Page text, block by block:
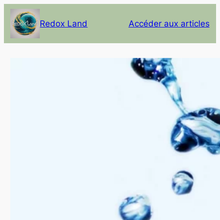
Redox Land Accéder aux articles